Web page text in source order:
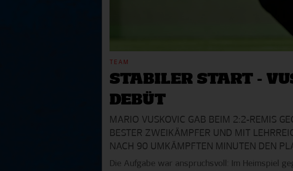
TEAM
STABILER START -
DEBÜT
MARIO VUSKOVIC GAB BEIM 2:2-REMIS
BESTER ZWEIKÄMPFER UND MIT
ACH 90 UMKÄMPFTEN MINUTEN DEN
Die Aufgabe war anspruchsvoll: Im Heimspiel